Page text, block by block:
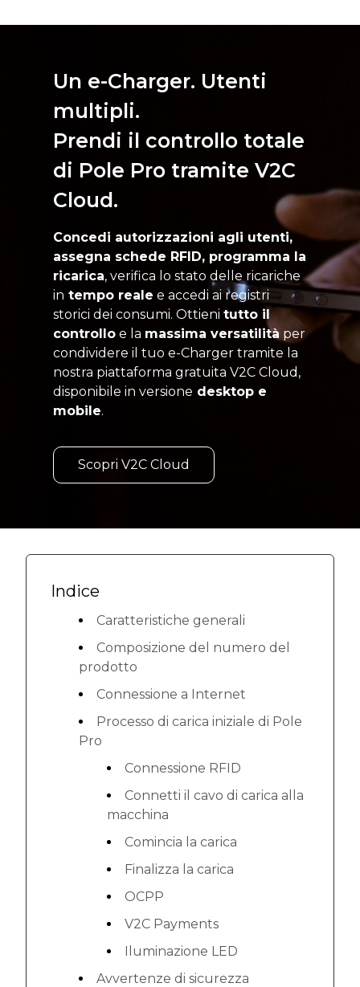
Un e-Charger. Utenti
multipli.
Prendi il controllo totale
di Pole Pro tramite V2C
Cloud.
Concedi autorizzazioni agli utenti,
assegna schede RFID, programma la
ricarica, verifica lo stato delle ricariche
in tempo reale e accedi ai registri
storici dei consumi. Ottieni tutto il
controllo e la massima versatilità per
condividere il tuo e-Charger tramite la
nostra piattaforma gratuita V2C Cloud,
disponibile in versione desktop e
mobile.
Scopri V2C Cloud
Indice
Caratteristiche generali
Composizione del numero del
prodotto
Connessione a Internet
Processo di carica iniziale di Pole
Pro
Connessione RFID
Connetti il cavo di carica alla
macchina
Comincia la carica
Finalizza la carica
OCPP
V2C Payments
Iluminazione LED
Avvertenze di sicurezza